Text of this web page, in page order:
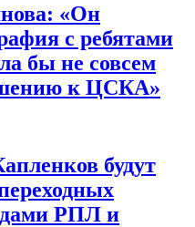
«Он
с ребятами
бы не совсем
к ЦСКА»
будут
РПЛ и